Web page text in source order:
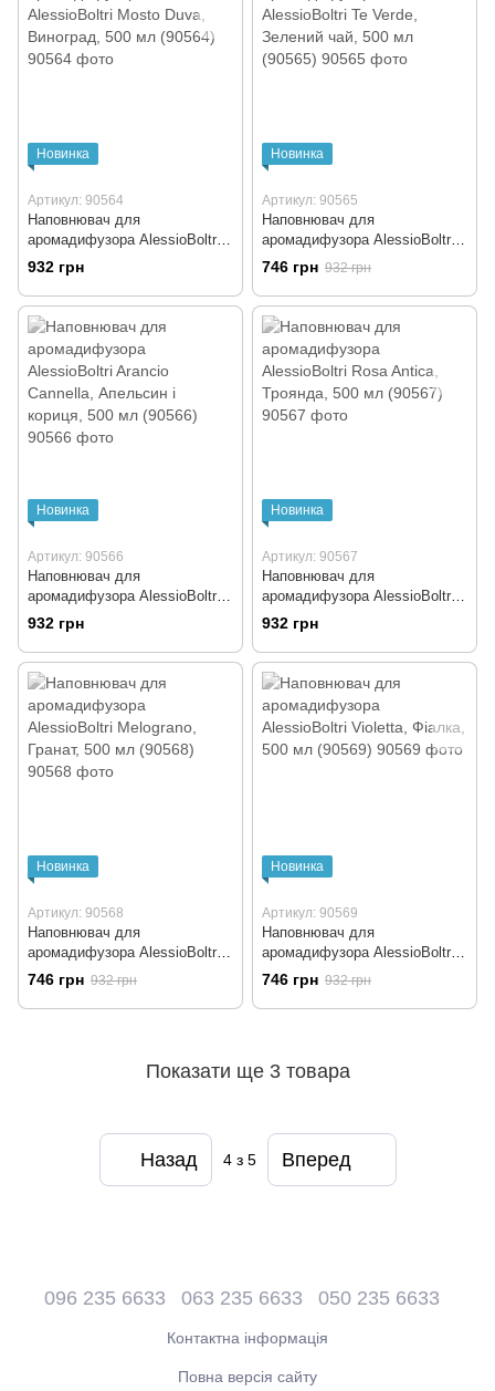
Новинка
Артикул: 90564
Наповнювач для
аромадифузора AlessioBoltri
Mosto Duva, Виноград, 500 мл
(90564)
932 грн
Новинка
Артикул: 90565
Наповнювач для
аромадифузора AlessioBoltri
Te Verde, Зелений чай, 500 мл
(90565)
746 грн 932 грн
Новинка
Артикул: 90566
Наповнювач для
аромадифузора AlessioBoltri
Arancio Cannella, Апельсин і
кориця, 500 мл (90566)
932 грн
Новинка
Артикул: 90567
Наповнювач для
аромадифузора AlessioBoltri
Rosa Antica, Троянда, 500 мл
(90567)
932 грн
Новинка
Артикул: 90568
Наповнювач для
аромадифузора AlessioBoltri
Melograno, Гранат, 500 мл
(90568)
746 грн 932 грн
Новинка
Артикул: 90569
Наповнювач для
аромадифузора AlessioBoltri
Violetta, Фіалка, 500 мл
(90569)
746 грн 932 грн
Показати ще 3 товара
Назад 4з 5 Вперед
096 235 6633 063 235 6633 050 235 6633
Контактна інформація
Повна версія сайту